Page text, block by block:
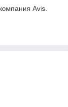
Avis.